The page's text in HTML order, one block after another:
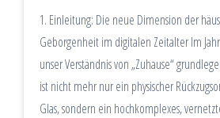
1. Einleitung: Die neue Dimension der
Geborgenheit im digitalen Zeitalter Im
unser Verständnis von „Zuhause“
ist nicht mehr nur ein physischer
Glas, sondern ein hochkomplexes,